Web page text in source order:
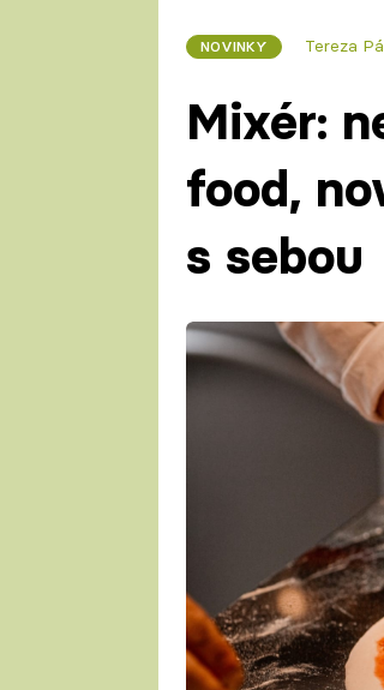
NOVINKY Tereza
Mixér:
food,
s sebou